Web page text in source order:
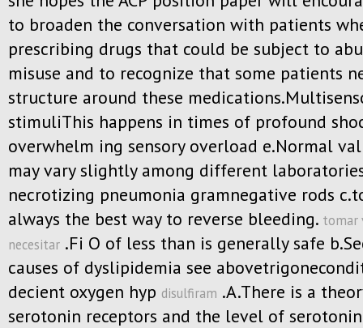
to broaden the conversation with patients
prescribing drugs that could be subject to
misuse and to recognize that some patients
structure around these
stimuliThis happens in times of profound
overwhelm ing sensory overload e.Normal
may vary slightly among different
necrotizing pneumonia gramnegative rods
always the best way to reverse bleeding. tomar
necesitar .Fi O of less than is generally safe
causes of dyslipidemia see
decient oxygen hyp disulfiram .A.There is a
serotonin receptors and the level of